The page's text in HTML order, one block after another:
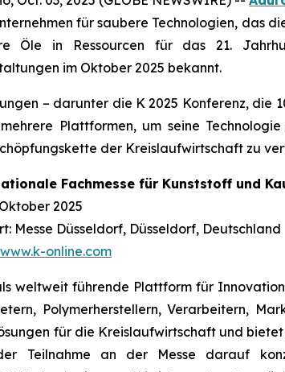
für saubere Technologien, das
Öle in Ressourcen für das 21.
im Oktober 2025 bekannt.
– darunter die K 2025 Konferenz, die
Plattformen, um seine
der Kreislaufwirtschaft zu
Fachmesse für Kunststoff und
2025
Messe Düsseldorf, Düsseldorf, Deutschland
online.com
weltweit führende Plattform für
Polymerherstellern, Verarbeitern,
für die Kreislaufwirtschaft und
Teilnahme an der Messe darauf